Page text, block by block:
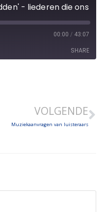
00:00 / 43:07
SHARE
VOLGENDE
Muziekaanvragen van luisteraars